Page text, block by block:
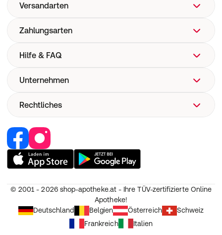
Versandarten
Zahlungsarten
Hilfe & FAQ
FAQ
Versand
Medizinproduktesicherheit
Unternehmen
Über uns
Corporate Website
Retail Media
Jobs & Karriere
Partner werden
Rechtliches
Vertrag widerrufen
Nutzung und Haftung
AGB
Erklärung zur Barrierefreiheit
Cookie-Einstellungen
© 2001 - 2026 shop-apotheke.at - Ihre TÜV-zertifizierte Online
Apotheke!
Deutschland
Belgien Österreich
Schweiz
Frankreich
Italien